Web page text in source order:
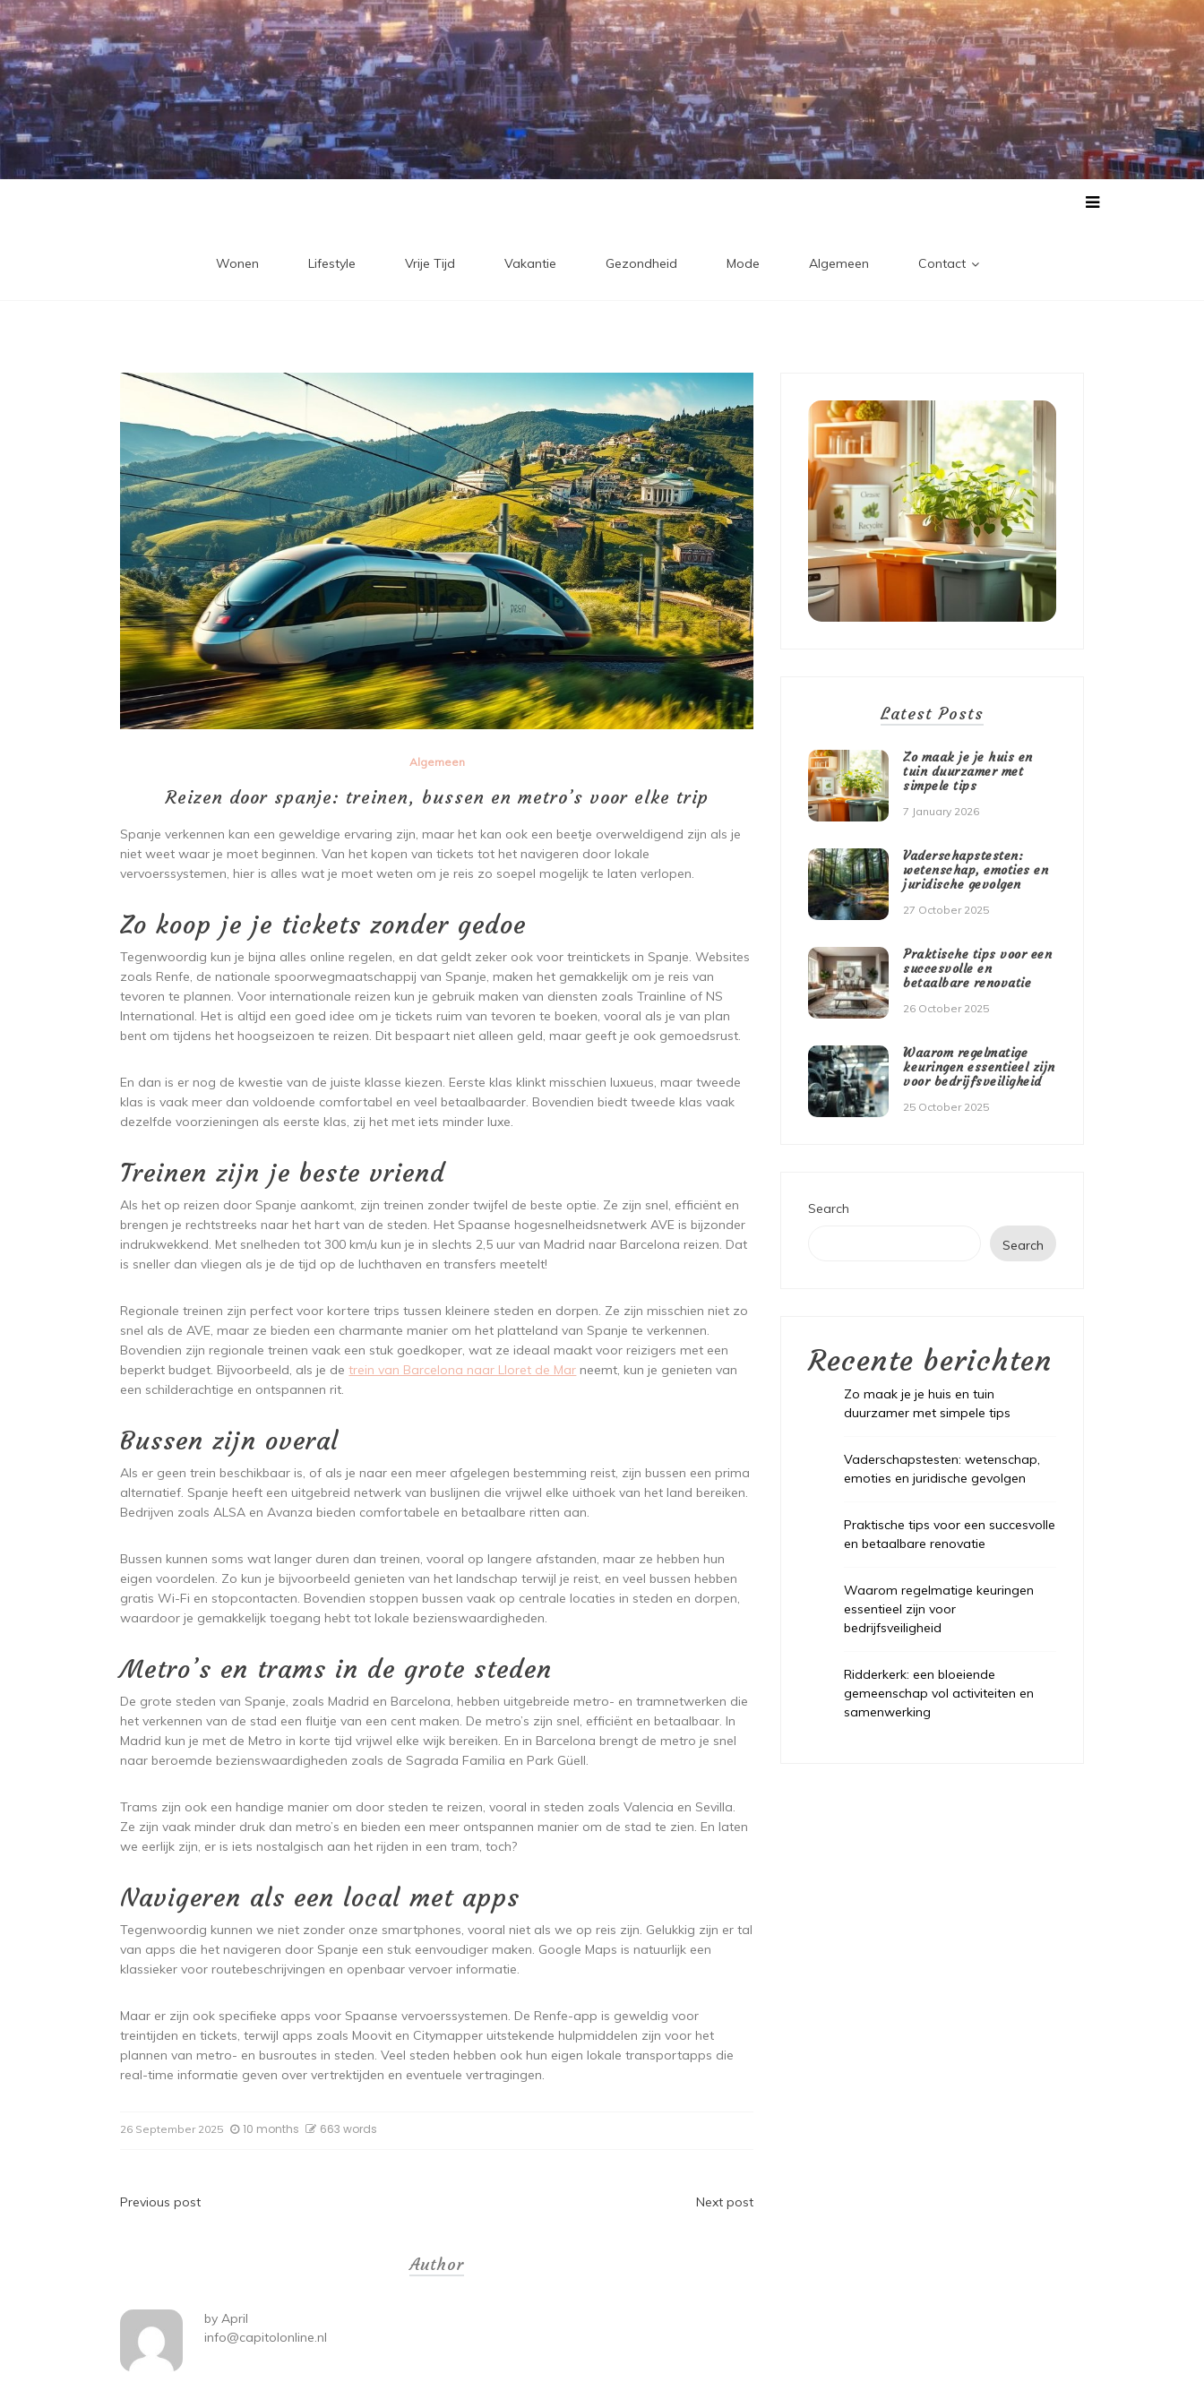
Wonen Lifestyle Vrije Tijd Vakantie Gezondheid Mode Algemeen Contact
Algemeen
Reizen door spanje: treinen, bussen en metro’s voor elke trip
Spanje verkennen kan een geweldige ervaring zijn, maar het kan ook een beetje overweldigend zijn als je
niet weet waar je moet beginnen. Van het kopen van tickets tot het navigeren door lokale
vervoerssystemen, hier is alles wat je moet weten om je reis zo soepel mogelijk te laten verlopen.
Zo koop je je tickets zonder gedoe
Tegenwoordig kun je bijna alles online regelen, en dat geldt zeker ook voor treintickets in Spanje. Websites
zoals Renfe, de nationale spoorwegmaatschappij van Spanje, maken het gemakkelijk om je reis van
tevoren te plannen. Voor internationale reizen kun je gebruik maken van diensten zoals Trainline of NS
International. Het is altijd een goed idee om je tickets ruim van tevoren te boeken, vooral als je van plan
bent om tijdens het hoogseizoen te reizen. Dit bespaart niet alleen geld, maar geeft je ook gemoedsrust.
En dan is er nog de kwestie van de juiste klasse kiezen. Eerste klas klinkt misschien luxueus, maar tweede
klas is vaak meer dan voldoende comfortabel en veel betaalbaarder. Bovendien biedt tweede klas vaak
dezelfde voorzieningen als eerste klas, zij het met iets minder luxe.
Treinen zijn je beste vriend
Als het op reizen door Spanje aankomt, zijn treinen zonder twijfel de beste optie. Ze zijn snel, efficiënt en
brengen je rechtstreeks naar het hart van de steden. Het Spaanse hogesnelheidsnetwerk AVE is bijzonder
indrukwekkend. Met snelheden tot 300 km/u kun je in slechts 2,5 uur van Madrid naar Barcelona reizen. Dat
is sneller dan vliegen als je de tijd op de luchthaven en transfers meetelt!
Regionale treinen zijn perfect voor kortere trips tussen kleinere steden en dorpen. Ze zijn misschien niet zo
snel als de AVE, maar ze bieden een charmante manier om het platteland van Spanje te verkennen.
Bovendien zijn regionale treinen vaak een stuk goedkoper, wat ze ideaal maakt voor reizigers met een
beperkt budget. Bijvoorbeeld, als je detrein van Barcelona naar Lloret de Mar neemt, kun je genieten van
een schilderachtige en ontspannen rit.
Bussen zijn overal
Als er geen trein beschikbaar is, of als je naar een meer afgelegen bestemming reist, zijn bussen een prima
alternatief. Spanje heeft een uitgebreid netwerk van buslijnen die vrijwel elke uithoek van het land bereiken.
Bedrijven zoals ALSA en Avanza bieden comfortabele en betaalbare ritten aan.
Bussen kunnen soms wat langer duren dan treinen, vooral op langere afstanden, maar ze hebben hun
eigen voordelen. Zo kun je bijvoorbeeld genieten van het landschap terwijl je reist, en veel bussen hebben
gratis Wi-Fi en stopcontacten. Bovendien stoppen bussen vaak op centrale locaties in steden en dorpen,
waardoor je gemakkelijk toegang hebt tot lokale bezienswaardigheden.
Metro’s en trams in de grote steden
De grote steden van Spanje, zoals Madrid en Barcelona, hebben uitgebreide metro- en tramnetwerken die
het verkennen van de stad een fluitje van een cent maken. De metro’s zijn snel, efficiënt en betaalbaar. In
Madrid kun je met de Metro in korte tijd vrijwel elke wijk bereiken. En in Barcelona brengt de metro je snel
naar beroemde bezienswaardigheden zoals de Sagrada Familia en Park Güell.
Trams zijn ook een handige manier om door steden te reizen, vooral in steden zoals Valencia en Sevilla.
Ze zijn vaak minder druk dan metro’s en bieden een meer ontspannen manier om de stad te zien. En laten
we eerlijk zijn, er is iets nostalgisch aan het rijden in een tram, toch?
Navigeren als een local met apps
Tegenwoordig kunnen we niet zonder onze smartphones, vooral niet als we op reis zijn. Gelukkig zijn er tal
van apps die het navigeren door Spanje een stuk eenvoudiger maken. Google Maps is natuurlijk een
klassieker voor routebeschrijvingen en openbaar vervoer informatie.
Maar er zijn ook specifieke apps voor Spaanse vervoerssystemen. De Renfe-app is geweldig voor
treintijden en tickets, terwijl apps zoals Moovit en Citymapper uitstekende hulpmiddelen zijn voor het
plannen van metro- en busroutes in steden. Veel steden hebben ook hun eigen lokale transportapps die
real-time informatie geven over vertrektijden en eventuele vertragingen.
26 September 2025 10 months 663 words
Post
Previous post Next post
Author
byApril
info@capitolonline.nl
Latest Posts
Zo maak je je huis en
tuin duurzamer met
simpele tips
7 January 2026
Vaderschapstesten:
wetenschap, emoties en
juridische gevolgen
27 October 2025
Praktische tips voor een
succesvolle en
betaalbare renovatie
26 October 2025
Waarom regelmatige
keuringen essentieel zijn
voor bedrijfsveiligheid
25 October 2025
Search
Search
Recente berichten
Zo maak je je huis en tuin
duurzamer met simpele tips
Vaderschapstesten: wetenschap,
emoties en juridische gevolgen
Praktische tips voor een succesvolle
en betaalbare renovatie
Waarom regelmatige keuringen
essentieel zijn voor
bedrijfsveiligheid
Ridderkerk: een bloeiende
gemeenschap vol activiteiten en
samenwerking